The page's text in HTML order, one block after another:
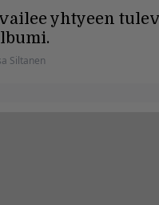
yhtyeen
Siltanen